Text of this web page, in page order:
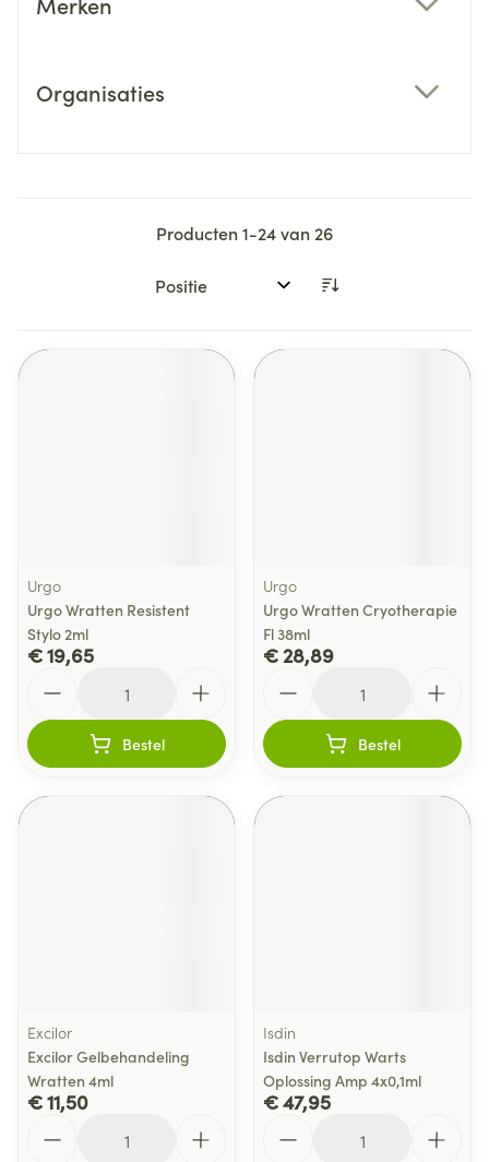
Organisaties
Producten1-24van 26
Sorteer op:
Urgo
Urgo Wratten Resistent
Stylo 2ml
€ 19,65
Bestel
Urgo
Urgo Wratten Cryotherapie
Fl 38ml
€ 28,89
Bestel
Excilor
Excilor Gelbehandeling
Wratten 4ml
€ 11,50
Isdin
Isdin Verrutop Warts
Oplossing Amp 4x0,1ml
€ 47,95